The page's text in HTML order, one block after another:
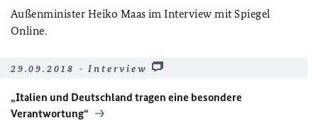
Außenminister Heiko Maas im Interview mit Spiegel
Online.
29.09.2018 - Interview
„Italien und Deutschland tragen eine besondere
Verantwortung“